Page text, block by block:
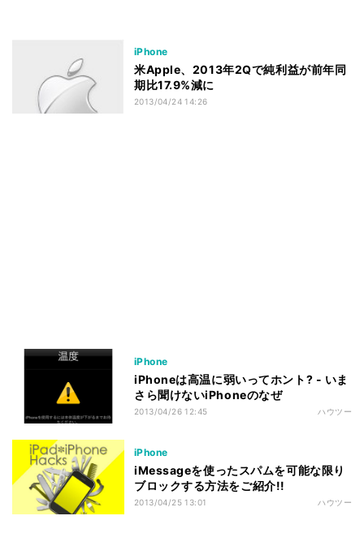
iPhone
米Apple、2013年2Qで純利益が前年同
期比17.9%減に
2013/04/24 14:26
iPhone
iPhoneは高温に弱いってホント? - いま
さら聞けないiPhoneのなぜ
2013/04/26 12:45 ハウツー
iPhone
iMessageを使ったスパムを可能な限り
ブロックする方法をご紹介!!
2013/04/25 13:01 ハウツー